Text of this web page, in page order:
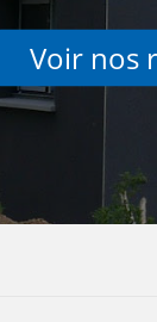
Voir nos